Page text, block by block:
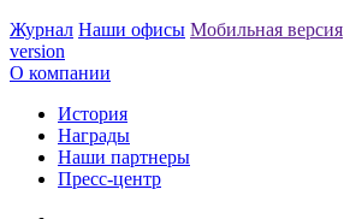
Журнал Наши офисы Мобильная версия
version
О компании
История
Награды
Наши партнеры
Пресс-центр